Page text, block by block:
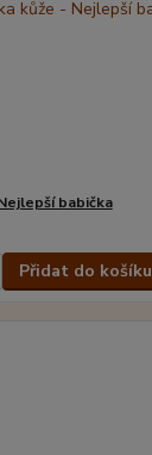
babička
Přidat do košíku